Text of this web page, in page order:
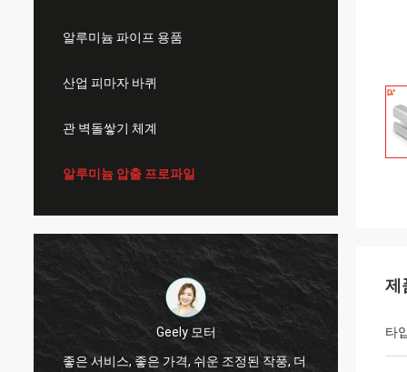
알루미늄 파이프 용품
산업 피마자 바퀴
관 벽돌쌓기 체계
알루미늄 압출 프로파일
Thinh 베트남
안녕, 존슨은, 야윈 관 12000 미터 2808, 상아
제
타